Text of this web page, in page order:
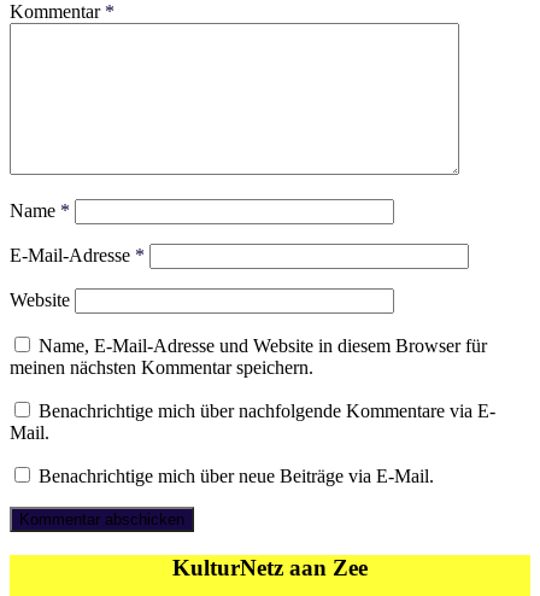
Kommentar *
Name *
E-Mail-Adresse *
Website
Name, E-Mail-Adresse und Website in diesem Browser für
meinen nächsten Kommentar speichern.
Benachrichtige mich über nachfolgende Kommentare via E-
Mail.
Benachrichtige mich über neue Beiträge via E-Mail.
KulturNetz aan Zee